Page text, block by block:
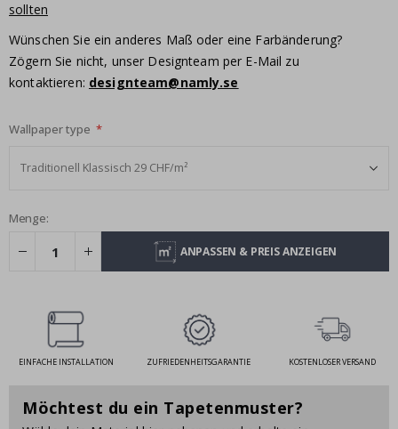
sollten
Wünschen Sie ein anderes Maß oder eine Farbänderung?
Zögern Sie nicht, unser Designteam per E-Mail zu
kontaktieren: designteam@namly.se
Wallpaper type
Menge:
ANPASSEN & PREIS ANZEIGEN
EINFACHE INSTALLATION ZUFRIEDENHEITSGARANTIE KOSTENLOSER VERSAND
Möchtest du ein Tapetenmuster?